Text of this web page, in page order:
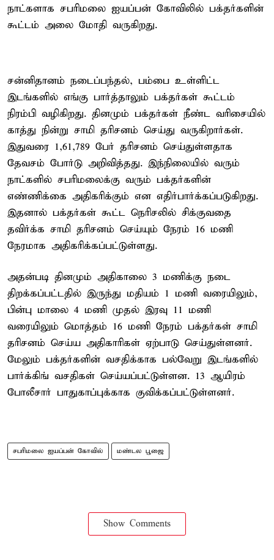
நாட்களாக சபரிமலை ஐயப்பன் கோவிலில் பக்தர்களின்
கூட்டம் அலை மோதி வருகிறது.
சன்னிதானம் நடைப்பந்தல், பம்பை உள்ளிட்ட
இடங்களில் எங்கு பார்த்தாலும் பக்தர்கள் கூட்டம்
நிரம்பி வழிகிறது. தினமும் பக்தர்கள் நீண்ட வரிசையில்
காத்து நின்று சாமி தரிசனம் செய்து வருகிறார்கள்.
இதுவரை 1,61,789 பேர் தரிசனம் செய்துள்ளதாக
தேவசம் போர்டு அறிவித்தது. இந்நிலையில் வரும்
நாட்களில் சபரிமலைக்கு வரும் பக்தர்களின்
எண்ணிக்கை அதிகரிக்கும் என எதிர்பார்க்கப்படுகிறது.
இதனால் பக்தர்கள் கூட்ட நெரிசலில் சிக்குவதை
தவிர்க்க சாமி தரிசனம் செய்யும் நேரம் 16 மணி
நேரமாக அதிகரிக்கப்பட்டுள்ளது.
அதன்படி தினமும் அதிகாலை 3 மணிக்கு நடை
திறக்கப்பட்டதில் இருந்து மதியம் 1 மணி வரையிலும்,
பின்பு மாலை 4 மணி முதல் இரவு 11 மணி
வரையிலும் மொத்தம் 16 மணி நேரம் பக்தர்கள் சாமி
தரிசனம் செய்ய அதிகாரிகள் ஏற்பாடு செய்துள்ளனர்.
மேலும் பக்தர்களின் வசதிக்காக பல்வேறு இடங்களில்
பார்க்கிங் வசதிகள் செய்யப்பட்டுள்ளன. 13 ஆயிரம்
போலீசார் பாதுகாப்புக்காக குவிக்கப்பட்டுள்ளனர்.
சபரிமலை ஐயப்பன் கோவில் மண்டல பூஜை
Show Comments